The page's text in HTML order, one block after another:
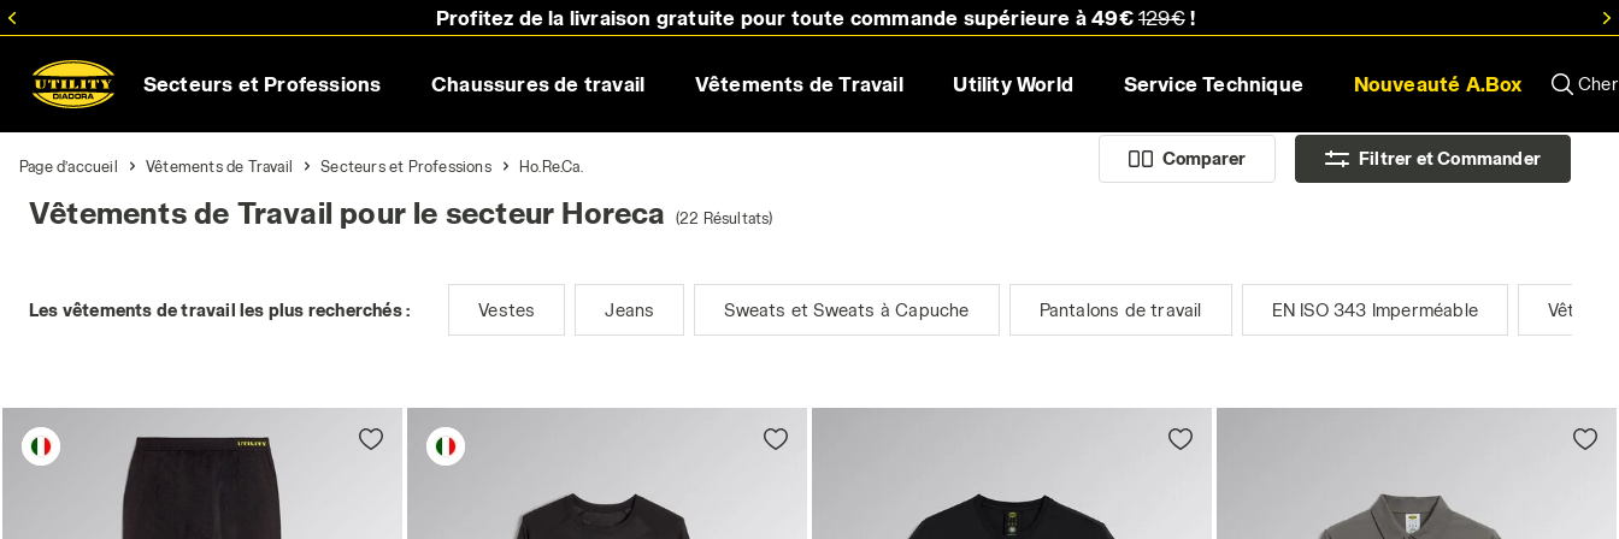
Profitez de la livraison gratuite pour toute commande supérieure à 49€ 129€!
Secteurs et Professions Chaussures de travail Vêtements de Travail Utility World Service Technique Nouveauté A.Box
Comparer Filtrer et Commander
Page d’accueil Vêtements de Travail Secteurs et Professions Ho.Re.Ca.
Vêtements de Travail pour le secteur Horeca (22 Résultats)
Les vêtements de travail les plus recherchés : Vestes Jeans Sweats et Sweats à Capuche Pantalons de travail EN ISO 343 Imperméable